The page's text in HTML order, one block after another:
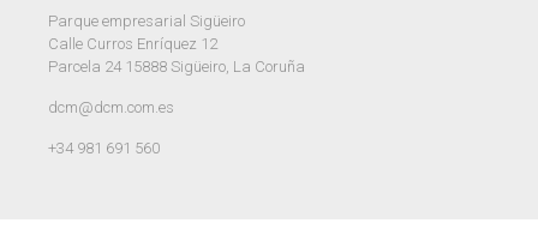
Parque empresarial Sigüeiro
Calle Curros Enríquez 12
Parcela 24 15888 Sigüeiro, La Coruña
dcm@dcm.com.es
+34 981 691 560